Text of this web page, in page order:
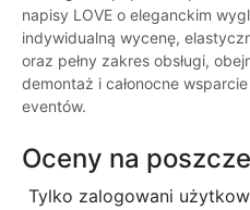
napisy LOVE o eleganckim
indywidualną wycenę,
oraz pełny zakres obsługi,
demontaż i całonocne
eventów.
Oceny na
Tylko zalogowani